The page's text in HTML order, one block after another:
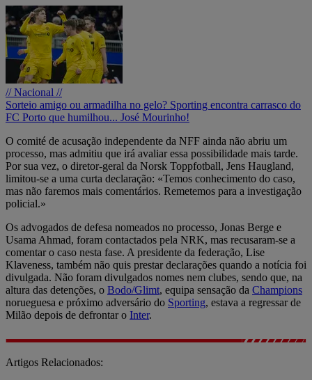
// Nacional //
Sorteio amigo ou armadilha no gelo? Sporting encontra carrasco do
FC Porto que humilhou... José Mourinho!
O comité de acusação independente da NFF ainda não abriu um
processo, mas admitiu que irá avaliar essa possibilidade mais tarde.
Por sua vez, o diretor-geral da Norsk Toppfotball, Jens Haugland,
limitou-se a uma curta declaração: «Temos conhecimento do caso,
mas não faremos mais comentários. Remetemos para a investigação
policial.»
Os advogados de defesa nomeados no processo, Jonas Berge e
Usama Ahmad, foram contactados pela NRK, mas recusaram-se a
comentar o caso nesta fase. A presidente da federação, Lise
Klaveness, também não quis prestar declarações quando a notícia foi
divulgada. Não foram divulgados nomes nem clubes, sendo que, na
altura das detenções, o Bodo/Glimt, equipa sensação da Champions
norueguesa e próximo adversário do Sporting, estava a regressar de
Milão depois de defrontar o Inter.
Artigos Relacionados: